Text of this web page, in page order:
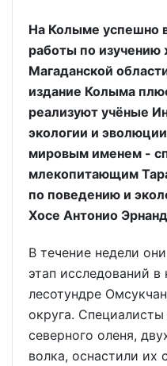
На Колыме успешно
работы по изучению
Магаданской
издание Колыма
реализуют учёные
экологии и
мировым именем -
млекопитающим
по поведению и
Хосе Антонио
В течение недели
этап исследований
лесотундре
округа. Специалисты
северного оленя,
волка, оснастили их